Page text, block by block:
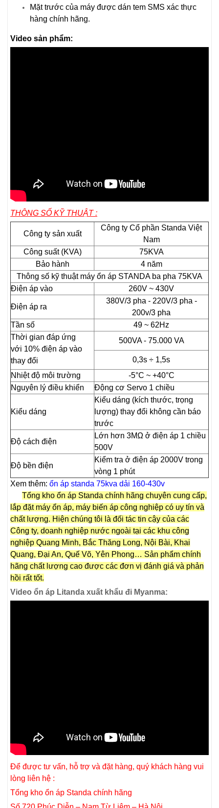
Mặt trước của máy được dán tem SMS xác thực
hàng chính hãng.
Video sản phẩm:
THÔNG SỐ KỸ THUẬT :
Công ty sản xuất
Công ty Cổ phần Standa Việt
Nam
Công suất (KVA)
75KVA
Bảo hành
4 năm
Thông số kỹ thuật máy ổn áp STANDA ba pha 75KVA
Điện áp vào
260V ~ 430V
Điện áp ra
380V/3 pha - 220V/3 pha -
200v/3 pha
Tần số
49 ~ 62Hz
Thời gian đáp ứng
với 10% điện áp vào
thay đổi
500VA - 75.000 VA
0,3s ÷ 1,5s
Nhiệt độ môi trường
-5°C ~ +40°C
Nguyên lý điều khiển
Động cơ Servo 1 chiều
Kiểu dáng
Kiểu dáng (kích thước, trọng
lượng) thay đổi không cần báo
trước
Độ cách điện
Lớn hơn 3MΩ ở điện áp 1 chiều
500V
Độ bền điện
Kiểm tra ở điện áp 2000V trong
vòng 1 phút
Xem thêm: ổn áp standa 75kva dải 160-430v
Tổng kho ổn áp Standa chính hãng chuyên cung cấp,
lắp đặt máy ổn áp, máy biến áp công nghiệp có uy tín và
chất lượng. Hiện chúng tôi là đối tác tin cậy của các
Công ty, doanh nghiệp nước ngoài tại các khu công
nghiệp Quang Minh, Bắc Thăng Long, Nội Bài, Khai
Quang, Đại An, Quế Võ, Yên Phong… Sản phẩm chính
hãng chất lượng cao được các đơn vị đánh giá và phản
hồi rất tốt.
Video ổn áp Litanda xuất khẩu đi Myanma:
Để được tư vấn, hỗ trợ và đặt hàng, quý khách hàng vui
lòng liên hệ :
Tổng kho ổn áp Standa chính hãng